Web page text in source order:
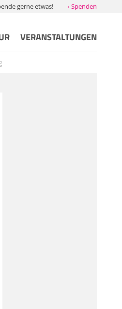
gerne etwas! › Spenden
VERANSTALTUNGEN